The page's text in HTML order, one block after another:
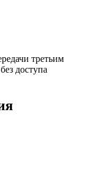
третьим
доступа